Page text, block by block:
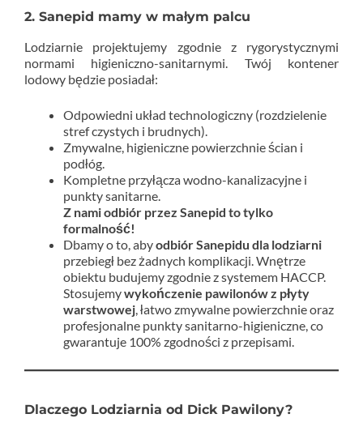
2. Sanepid mamy w małym palcu
Lodziarnie projektujemy zgodnie z rygorystycznymi
normami higieniczno-sanitarnymi. Twój kontener
lodowy będzie posiadał:
Odpowiedni układ technologiczny (rozdzielenie
stref czystych i brudnych).
Zmywalne, higieniczne powierzchnie ścian i
podłóg.
Kompletne przyłącza wodno-kanalizacyjne i
punkty sanitarne.
Z nami odbiór przez Sanepid to tylko
formalność!
Dbamy o to, abyodbiór Sanepidu dla lodziarni
przebiegł bez żadnych komplikacji. Wnętrze
obiektu budujemy zgodnie z systemem HACCP.
Stosujemywykończenie pawilonów z płyty
warstwowej, łatwo zmywalne powierzchnie oraz
profesjonalne punkty sanitarno-higieniczne, co
gwarantuje 100% zgodności z przepisami.
Dlaczego Lodziarnia od Dick Pawilony?